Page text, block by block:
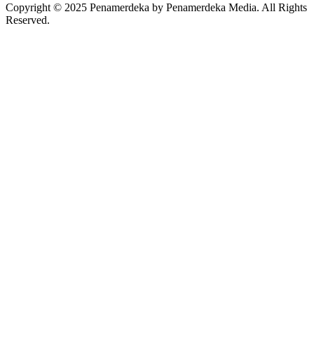
Copyright © 2025 Penamerdeka by Penamerdeka Media. All Rights
Reserved.